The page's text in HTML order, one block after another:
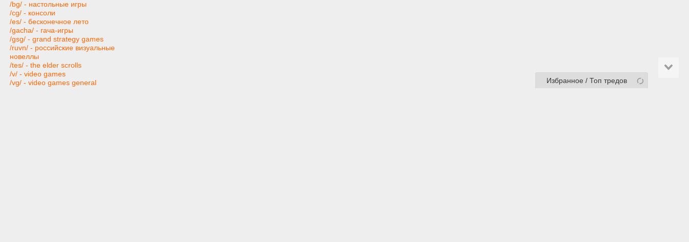
/bg/ - настольные игры
/cg/ - консоли
/es/ - бесконечное лето
/gacha/ - гача-игры
/gsg/ - grand strategy games
/ruvn/ - российские визуальные
новеллы
/tes/ - the elder scrolls
/v/ - video games
/vg/ - video games general
Избранное / Топ тредов